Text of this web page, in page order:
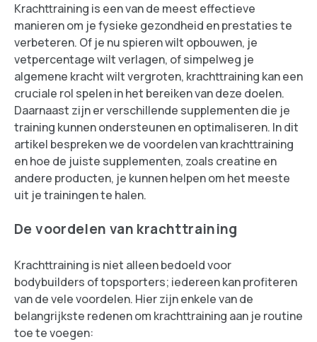
Krachttraining is een van de meest effectieve
manieren om je fysieke gezondheid en prestaties te
verbeteren. Of je nu spieren wilt opbouwen, je
vetpercentage wilt verlagen, of simpelweg je
algemene kracht wilt vergroten, krachttraining kan een
cruciale rol spelen in het bereiken van deze doelen.
Daarnaast zijn er verschillende supplementen die je
training kunnen ondersteunen en optimaliseren. In dit
artikel bespreken we de voordelen van krachttraining
en hoe de juiste supplementen, zoals creatine en
andere producten, je kunnen helpen om het meeste
uit je trainingen te halen.
De voordelen van krachttraining
Krachttraining is niet alleen bedoeld voor
bodybuilders of topsporters; iedereen kan profiteren
van de vele voordelen. Hier zijn enkele van de
belangrijkste redenen om krachttraining aan je routine
toe te voegen: